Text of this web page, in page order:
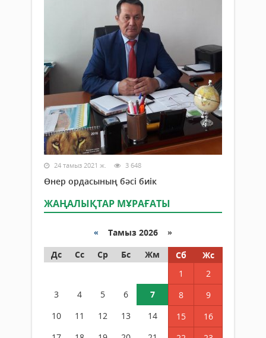
24 тамыз 2021 ж. 3 648
Өнер ордасының бәсі биік
ЖАҢАЛЫҚТАР МҰРАҒАТЫ
« Тамыз 2026 »
Дс
Сс Ср Бс Жм Сб
Жс
1
2
3
4 5 6 7 8
9
10
11 12 13 14 15
16